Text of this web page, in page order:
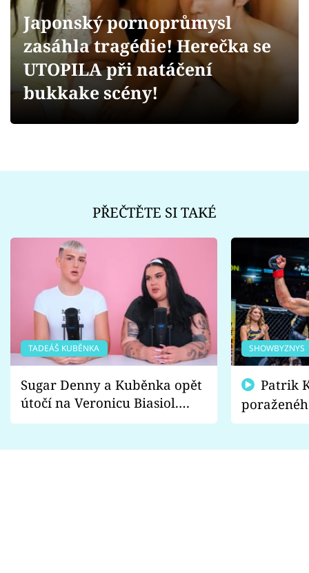
Videa
Sledujte prima+
Japonský pornoprůmysl
zasáhla tragédie! Herečka se
UTOPILA při natáčení
bukkake scény!
PŘEČTĚTE SI TAKÉ
TADEÁŠ KUBĚNKA
Sugar Denny a Kuběnka opět
útočí na Veronicu Biasiol.
Proč je podle nich falešná a
SHOWBYZNYS
fanoušci